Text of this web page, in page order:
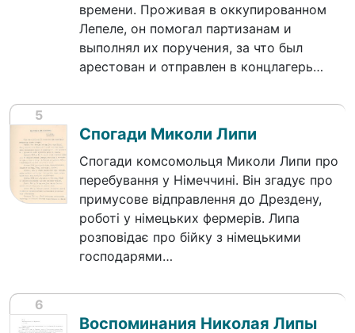
времени. Проживая в оккупированном
Лепеле, он помогал партизанам и
выполнял их поручения, за что был
арестован и отправлен в концлагерь…
5
Спогади Миколи Липи
Спогади комсомольця Миколи Липи про
перебування у Німеччині. Він згадує про
примусове відправлення до Дрездену,
роботі у німецьких фермерів. Липа
розповідає про бійку з німецькими
господарями…
6
Воспоминания Николая Липы